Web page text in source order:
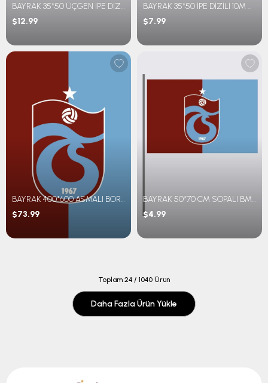
BAYRAK 35*50 ÜÇGEN İPE DİZİLİ 20M BM PARÇALI
$12.99
BAYRAK 35*50 İPE DİZİLİ 10M BM PARÇALI
$7.99
BAYRAK 400*600 ASMALI BORDO MAVİ
$73.99
BAYRAK 50*70 CM SOPALI BM PARÇALI
$4.99
Toplam 24/ 1040Ürün
Daha Fazla Ürün Yükle